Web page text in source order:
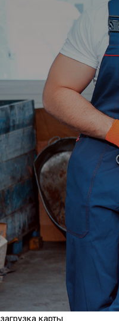
загрузка карты...